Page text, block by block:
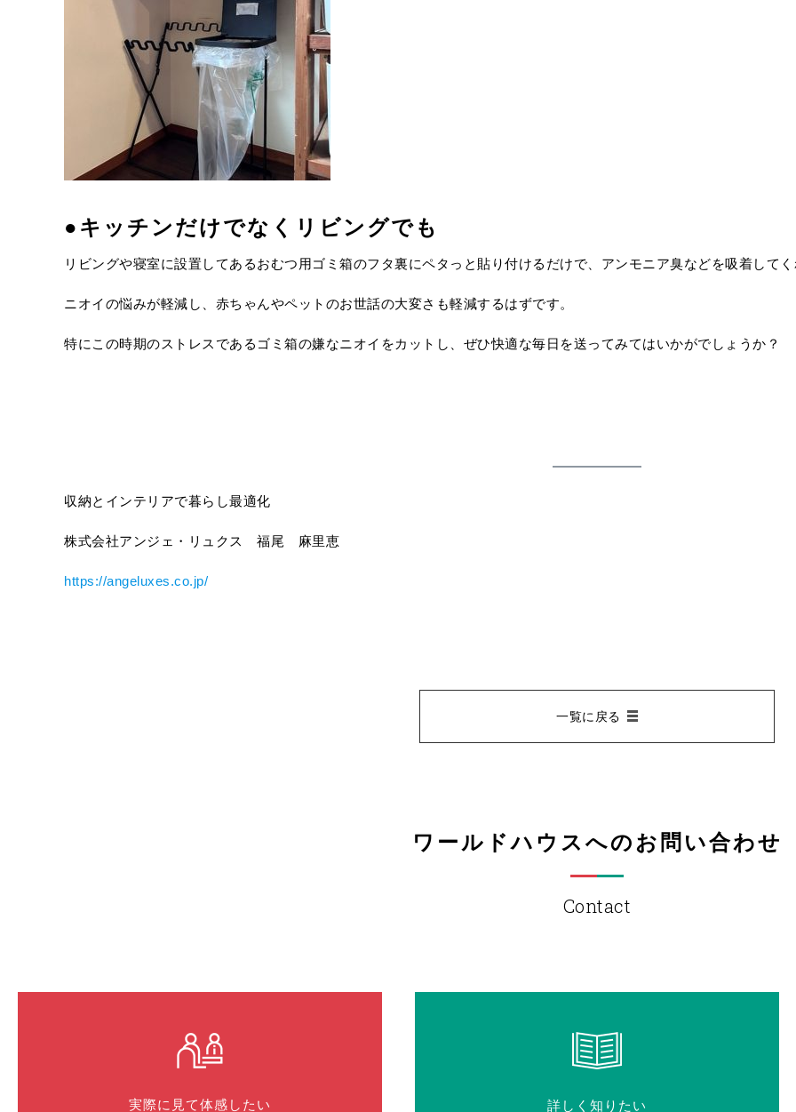
● キッチンだけでなくリビングでも
リビングや寝室に設置してあるおむつ用ゴミ箱のフタ裏にペタっと貼り付けるだけで、アンモニア臭などを吸着して
ニオイの悩みが軽減し、赤ちゃんやペットのお世話の大変さも軽減するはずです。
特にこの時期のストレスであるゴミ箱の嫌なニオイをカットし、ぜひ快適な毎日を送ってみてはいかがでしょうか？
収納とインテリアで暮らし最適化
株式会社アンジェ・リュクス 福尾 麻里恵
https://angeluxes.co.jp/
一覧に戻る
ワールドハウスへのお問い合わせ
Contact
実際に見て体感したい 詳しく知りたい